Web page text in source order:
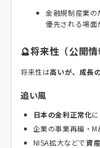
金融規制産業の
優先される場面
🔮将来性（公開情
将来性は高いが、成長
追い風
日本の金利正常化
企業の事業再編・
NISA拡大などで資